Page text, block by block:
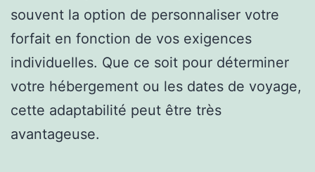
souvent la option de personnaliser votre
forfait en fonction de vos exigences
individuelles. Que ce soit pour déterminer
votre hébergement ou les dates de voyage,
cette adaptabilité peut être très
avantageuse.